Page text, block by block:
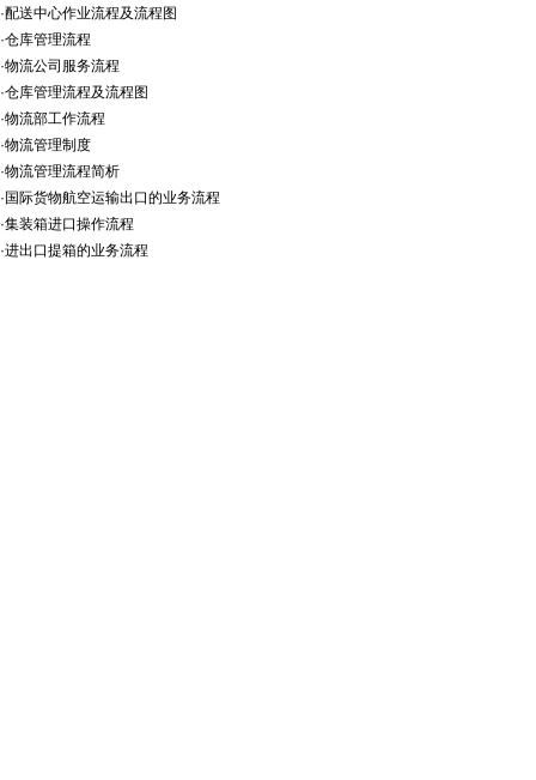
·配送中心作业流程及流程图
·仓库管理流程
·物流公司服务流程
·仓库管理流程及流程图
·物流部工作流程
·物流管理制度
·物流管理流程简析
· 国际货物航空运输出口的业务流程
·集装箱进口操作流程
·进出口提箱的业务流程